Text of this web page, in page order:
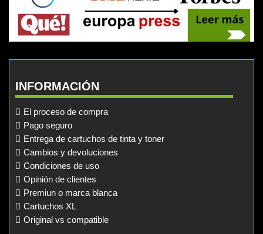
INFORMACIÓN
El proceso de compra
Pago seguro
Entrega de cartuchos de tinta y toner
Cambios y devoluciones
Condiciones de uso
Opinión de clientes
Premiun o marca blanca
Cartuchos XL
Original vs compatible